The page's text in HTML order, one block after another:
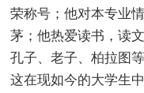
荣称号；他对本专业
茅；他热爱读书，读
孔子、老子、柏拉图
这在现如今的大学生